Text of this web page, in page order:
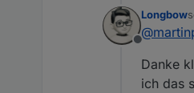
Offline
Longbow
@
Danke
ich das